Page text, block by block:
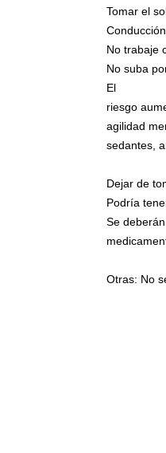
Tomar el
No trabaje
No suba
El
riesgo
agilidad
sedantes,
Dejar de
Podría
Se
Otras: No